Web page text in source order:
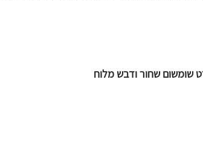
שומשום שחור ודבש מלוח